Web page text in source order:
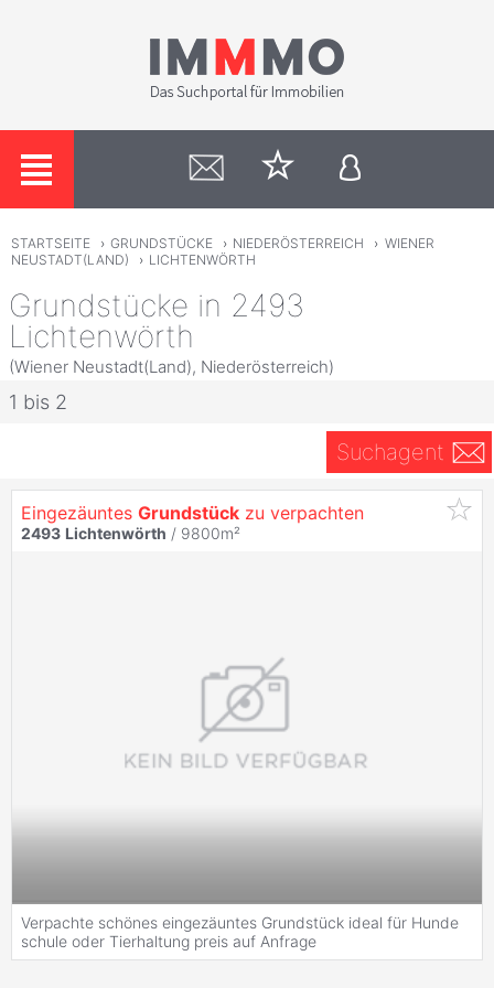
STARTSEITE › GRUNDSTÜCKE › NIEDERÖSTERREICH › WIENER
NEUSTADT(LAND)
› LICHTENWÖRTH
Grundstücke in 2493
Lichtenwörth
(Wiener Neustadt(Land), Niederösterreich)
1 bis 2
Suchagent
Eingezäuntes Grundstück zu verpachten
2493 Lichtenwörth / 9800m²
Verpachte schönes eingezäuntes Grundstück ideal für Hunde
schule oder Tierhaltung preis auf Anfrage